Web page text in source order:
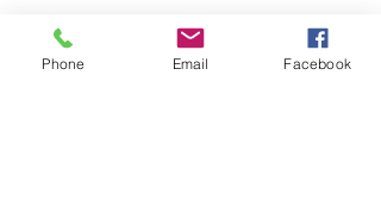
Phone Email Facebook